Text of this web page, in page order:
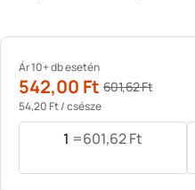
Ár 10+ db esetén
601,62 Ft
542,00 Ft
54,20 Ft/ csésze
1 =601,62 Ft